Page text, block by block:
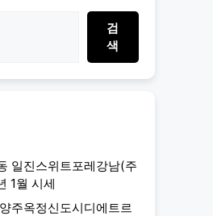
검
색
일진스위트포레강남(주
1월 시세
주옥정신도시디에트르